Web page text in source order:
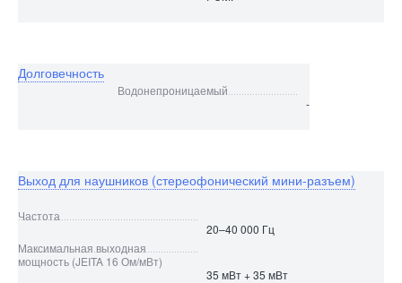
Долговечность
Водонепроницаемый
-
Выход для наушников (стереофонический мини-разъем)
Частота
20–40 000 Гц
Максимальная выходная
мощность (JEITA 16 Ом/мВт)
35 мВт + 35 мВт